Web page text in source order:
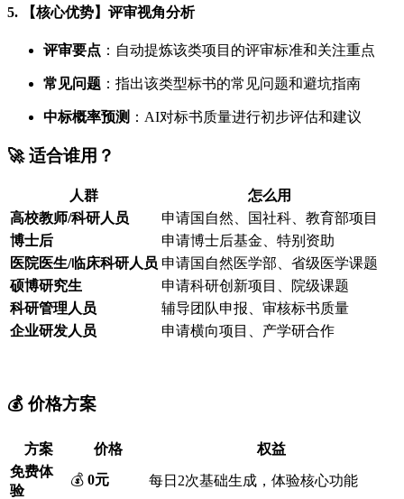
5. 【核心优势】评审视角分析
评审要点 ：自动提炼该类项目的评审标准和关注重点
常见问题 ：指出该类型标书的常见问题和避坑指南
中标概率预测 ：AI对标书质量进行初步评估和建议
🚀 适合谁用？
人群
怎么用
高校教师/科研人员
申请国自然、国社科、教育部项目
博士后
申请博士后基金、特别资助
医院医生/临床科研人员 申请国自然医学部、省级医学课题
硕博研究生
申请科研创新项目、院级课题
科研管理人员
辅导团队申报、审核标书质量
企业研发人员
申请横向项目、产学研合作
💰 价格方案
方案 价格
权益
免费体
验
💰 0元 每日2次基础生成，体验核心功能